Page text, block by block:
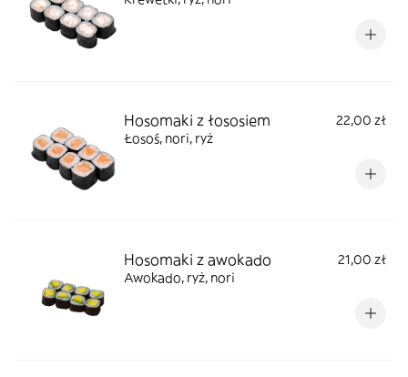
Hosomaki z łososiem
22,00 zł
Łosoś, nori, ryż
Hosomaki z awokado
21,00 zł
Awokado, ryż, nori